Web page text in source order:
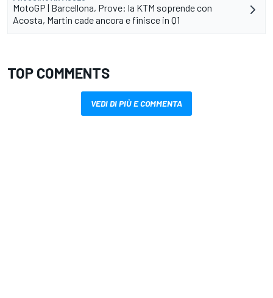
MotoGP | Barcellona, Prove: la KTM soprende con
Acosta, Martin cade ancora e finisce in Q1
TOP COMMENTS
VEDI DI PIÙ E COMMENTA